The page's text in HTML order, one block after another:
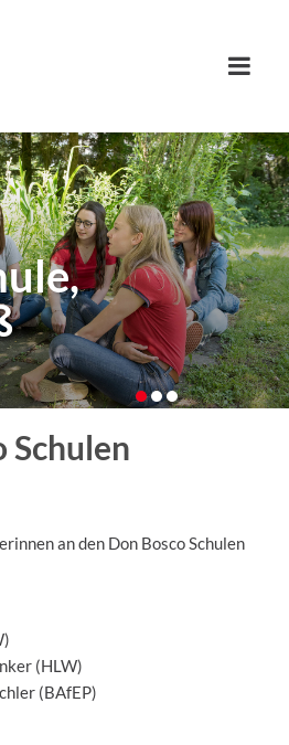
Schulen
an den Don Bosco Schulen
(HLW)
(BAfEP)